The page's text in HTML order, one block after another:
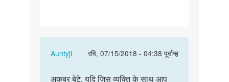
Auntyji
रवि, 07/15/2018 - 04:38 पूर्वान्ह
In
to
अकबर
अकबर बेटे, यदि जिस व्यक्ति के साथ आप